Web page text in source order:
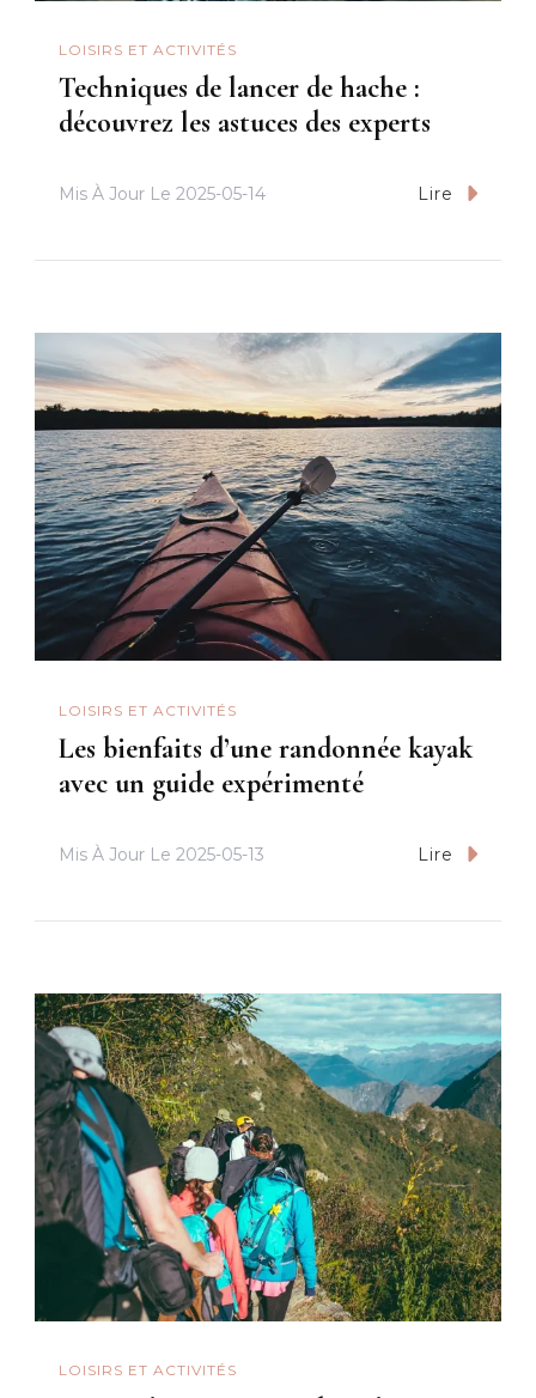
LOISIRS ET ACTIVITÉS
Techniques de lancer de hache :
découvrez les astuces des experts
Mis À Jour Le 2025-05-14 Lire
LOISIRS ET ACTIVITÉS
Les bienfaits d’une randonnée kayak
avec un guide expérimenté
Mis À Jour Le 2025-05-13 Lire
LOISIRS ET ACTIVITÉS